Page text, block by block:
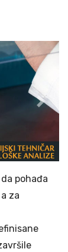
Next
pohađa
za